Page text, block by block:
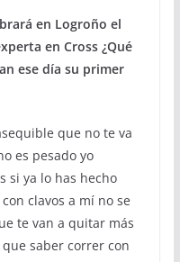
en Logroño el
en Cross ¿Qué
ese día su primer
que no te va
es pesado yo
si ya lo has hecho
clavos a mí no se
te van a quitar más
saber correr con